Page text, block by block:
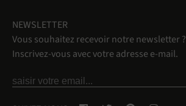
NEWSLETTER
Vous souhaitez recevoir notre newsletter ?
Inscrivez-vous avec votre adresse e-mail.